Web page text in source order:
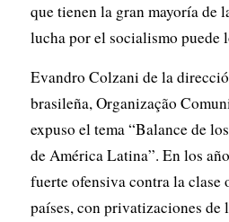
que tienen la gran mayoría de
lucha por el socialismo puede
Evandro Colzani de la
brasileña, Organização
expuso el tema “Balance de
de América Latina”. En los
fuerte ofensiva contra la clase
países, con privatizaciones de